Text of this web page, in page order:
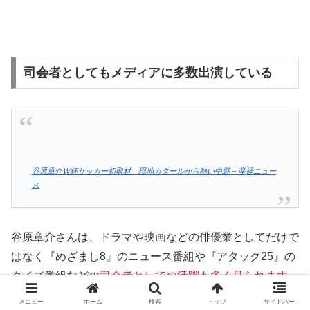
司会者としてもメディアに多数出演している
谷原章介Ｗ杯サッカー初取材 現地カタールから熱い中継 – 産経ニュー
ス
谷原章介さんは、ドラマや映画などの俳優業としてだけで
はなく『めざまし8』のニュース番組や『アタック25』の
クイズ番組などの司会者としての活躍も多く見られます。
メニュー ホーム 検索 トップ サイドバー